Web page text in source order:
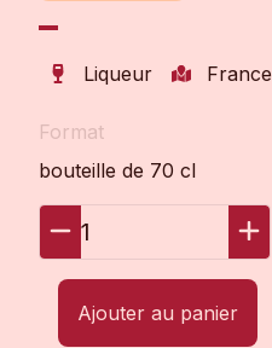
Liqueur France
Format
bouteille de 70 cl
1
Ajouter au panier